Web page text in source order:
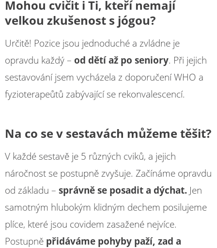
Mohou cvičit i Ti, kteří nemají
velkou zkušenost s jógou?
Určitě! Pozice jsou jednoduché a zvládne je
opravdu každý – od dětí až po seniory. Při jejich
sestavování jsem vycházela z doporučení WHO a
fyzioterapeůtů zabývající se rekonvalescencí.
Na co se v sestavách můžeme těšit?
V každé sestavě je 5 různých cviků, a jejich
náročnost se postupně zvyšuje. Začínáme opravdu
od základu – správně se posadit a dýchat. Jen
samotným hlubokým klidným dechem posilujeme
plíce, které jsou covidem zasažené nejvíce.
Postupně přidáváme pohyby paží, zad a